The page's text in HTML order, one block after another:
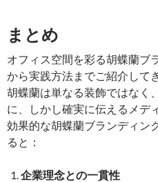
まとめ
オフィス空間を彩る胡蝶蘭ブ
から実践方法までご紹介して
胡蝶蘭は単なる装飾ではなく
に、しかし確実に伝えるメデ
効果的な胡蝶蘭ブランディン
ると：
企業理念との一貫性